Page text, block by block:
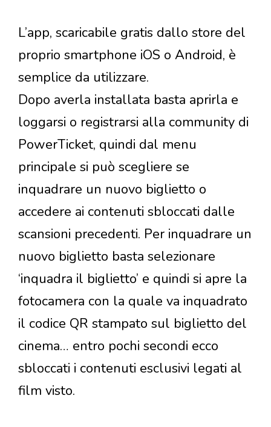
L’app, scaricabile gratis dallo store del
proprio smartphone iOS o Android, è
semplice da utilizzare.
Dopo averla installata basta aprirla e
loggarsi o registrarsi alla community di
PowerTicket, quindi dal menu
principale si può scegliere se
inquadrare un nuovo biglietto o
accedere ai contenuti sbloccati dalle
scansioni precedenti. Per inquadrare un
nuovo biglietto basta selezionare
‘inquadra il biglietto’ e quindi si apre la
fotocamera con la quale va inquadrato
il codice QR stampato sul biglietto del
cinema… entro pochi secondi ecco
sbloccati i contenuti esclusivi legati al
film visto.